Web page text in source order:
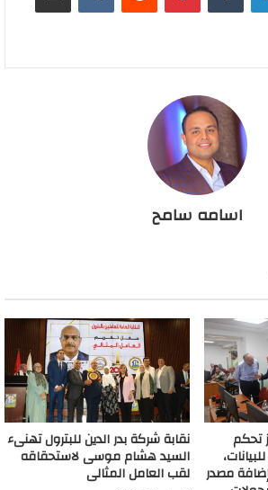
اسامه سامح
تحكم
مصدر
نقابة شركة بدر الدين للبترول تهنىء
السيد هشام موسى لاستحقاقه
لقب العامل المثالى